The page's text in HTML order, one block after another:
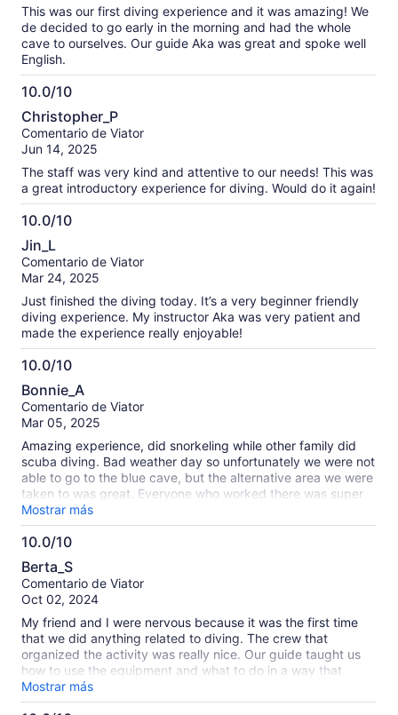
makes the whole day that much better. Thank you, Go, for
such an amazing experience!!!
This was our first diving experience and it was amazing! We
de decided to go early in the morning and had the whole
cave to ourselves. Our guide Aka was great and spoke well
English.
10.0/10
10.0
de
10
Christopher_P
Comentario de Viator
Jun 14, 2025
The staff was very kind and attentive to our needs! This was
a great introductory experience for diving. Would do it again!
10.0/10
10.0
de
10
Jin_L
Comentario de Viator
Mar 24, 2025
Just finished the diving today. It’s a very beginner friendly
diving experience. My instructor Aka was very patient and
made the experience really enjoyable!
10.0/10
10.0
de
10
Bonnie_A
Comentario de Viator
Mar 05, 2025
Amazing experience, did snorkeling while other family did
scuba diving. Bad weather day so unfortunately we were not
able to go to the blue cave, but the alternative area we were
taken to was great. Everyone who worked there was super
nice and helpful. They provided all gear needed. Pictures
provided at the end. Highly recommend doing this.
Mostrar más
10.0/10
10.0
de
10
Berta_S
Comentario de Viator
Oct 02, 2024
My friend and I were nervous because it was the first time
that we did anything related to diving. The crew that
organized the activity was really nice. Our guide taught us
how to use the equipment and what to do in a way that
relaxed us. We spent a wonderful time and created
wonderful memories. We also payed the 3,000¥ to get
Mostrar más